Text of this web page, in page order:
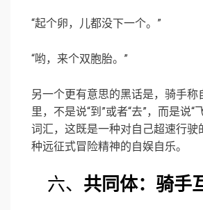
“起个卵，儿都没下一个。”
“哟，来个双胞胎。”
另一个更有意思的黑话是，骑手称
里，不是说“到”或者“去”，而是说“
词汇，这既是一种对自己超速行驶
种远征式冒险精神的自娱自乐。
六、 共同体：骑手